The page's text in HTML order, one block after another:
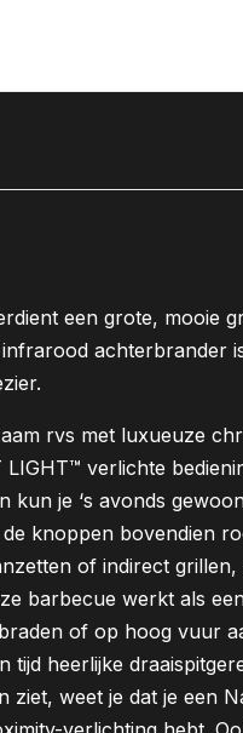
een grote, mooie
achterbrander
rvs met luxueuze
verlichte
kun je ‘s avonds
knoppen bovendien
of indirect grillen,
barbecue werkt als
of op hoog vuur
tijd heerlijke
ziet, weet je dat je een